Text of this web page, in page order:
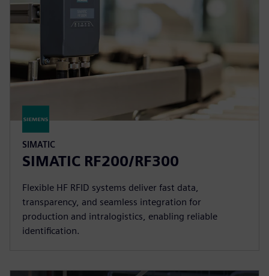
SIMATIC
SIMATIC RF200/RF300
Flexible HF RFID systems deliver fast data,
transparency, and seamless integration for
production and intralogistics, enabling reliable
identification.